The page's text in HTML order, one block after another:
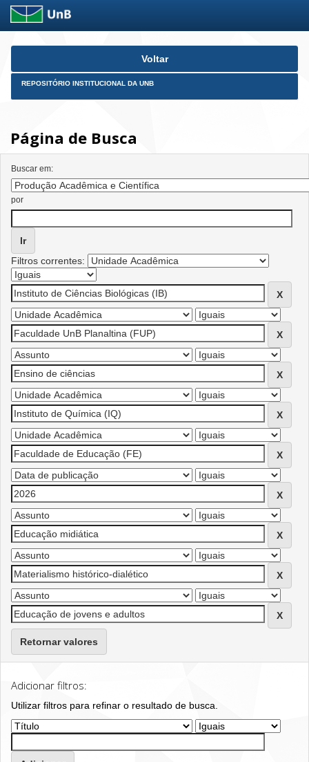
Skip
Voltar
REPOSITÓRIO INSTITUCIONAL DA UNB
Página de Busca
Buscar em:
por
Filtros correntes:
Retornar valores
Adicionar filtros:
Utilizar filtros para refinar o resultado de busca.